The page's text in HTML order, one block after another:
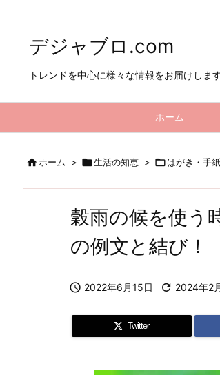
デジャブロ.com
トレンドを中心に様々な情報をお届けしま
ホーム
ホーム > 生活の知恵 > はがき・手
穀雨の候を使う
の例文と結び！
 2022年6月15日  2024年2
Twitter